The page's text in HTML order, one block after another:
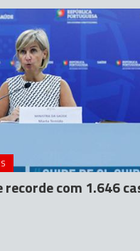
com 1.646